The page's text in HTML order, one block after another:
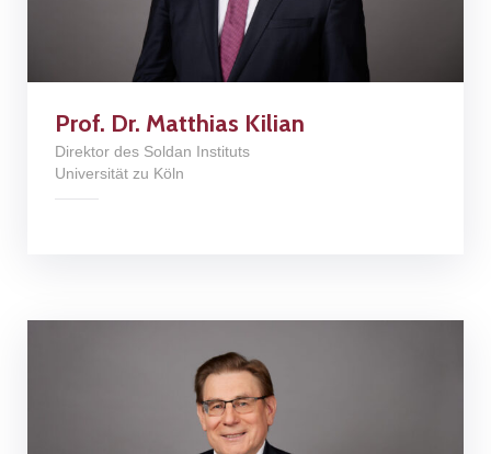
Prof. Dr. Matthias Kilian
Direktor des Soldan Instituts
Universität zu Köln